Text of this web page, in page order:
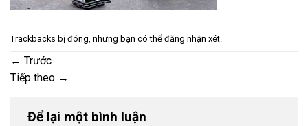
Trackbacks bị đóng, nhưng bạn có thể đăng nhận xét
← Trước
Tiếp theo →
Để lại một bình luận